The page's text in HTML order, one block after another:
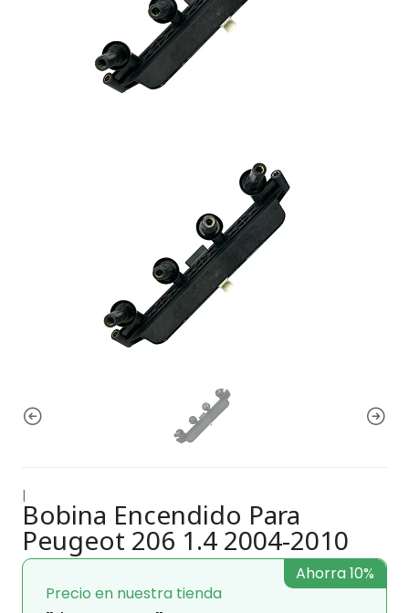
|
Bobina Encendido Para
Peugeot 206 1.4 2004-2010
Precio en nuestra tienda
Ahorra 10%